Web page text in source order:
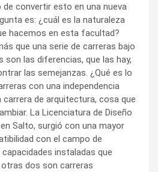
convertir esto en una nueva
es: ¿cuál es la naturaleza
hacemos en esta facultad?
que una serie de carreras bajo
son las diferencias, que las hay,
las semejanzas. ¿Qué es lo
con una independencia
de arquitectura, cosa que
La Licenciatura de Diseño
Salto, surgió con una mayor
con el campo de
instaladas que
dos son carreras